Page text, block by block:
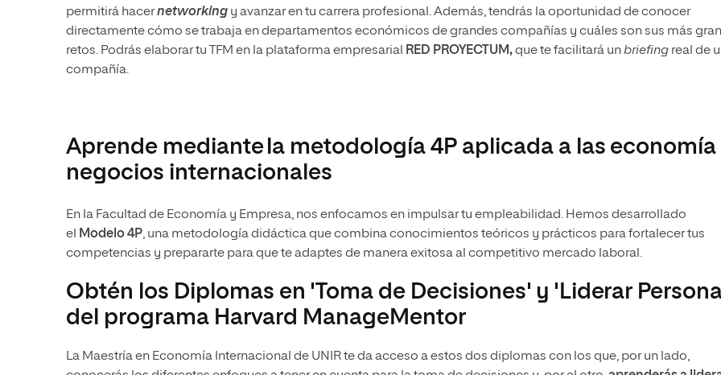
permitirá hacernetworking y avanzar en tu carrera profesional. Además, tendrás la oportunidad de conocer
directamente cómo se trabaja en departamentos económicos de grandes compañías y cuáles son sus más
retos. Podrás elaborar tu TFM en la plataforma empresarial
RED PROYECTUM,que te facilitará unbriefing real de
compañía.
Aprende mediante la metodología 4P aplicada a las economía
negocios internacionales
En la Facultad de Economía y Empresa, nos enfocamos en impulsar tu empleabilidad. Hemos desarrollado
el
Modelo 4P, una metodología didáctica que combina conocimientos teóricos y prácticos para fortalecer tus
competencias y prepararte para que te adaptes de manera exitosa al competitivo mercado laboral.
Obtén los Diplomas en 'Toma de Decisiones' y 'Liderar
del programa Harvard ManageMentor
La Maestría en Economía Internacional de UNIR te da acceso a estos dos diplomas con los que, por un lado,